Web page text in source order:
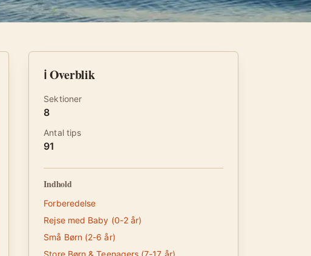
ℹ️ Overblik
Sektioner
8
Antal tips
91
Indhold
Forberedelse
Rejse med Baby (0-2 år)
Små Børn (2-6 år)
Store Børn & Teenagers (7-17 år)